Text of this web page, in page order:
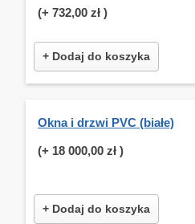
(+ 732,00 zł )
+ Dodaj do koszyka
Okna i drzwi PVC (białe)
(+ 18 000,00 zł )
+ Dodaj do koszyka